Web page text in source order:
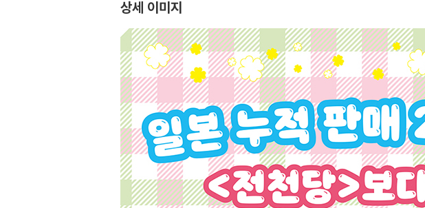
상세 이미지